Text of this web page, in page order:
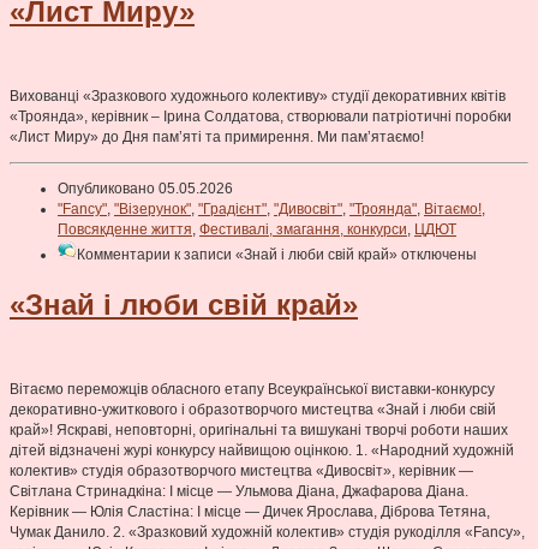
«Лист Миру»
Вихованці «Зразкового художнього колективу» студії декоративних квітів
«Троянда», керівник – Ірина Солдатова, створювали патріотичні поробки
«Лист Миру» до Дня пам’яті та примирення. Ми пам’ятаємо!
Опубликовано 05.05.2026
"Fancy", "Візерунок", "Градієнт", "Дивосвіт", "Троянда", Вітаємо!,
Повсякденне життя, Фестивалі, змагання, конкурси, ЦДЮТ
Комментарии к записи «Знай i люби свій край» отключены
«Знай i люби свій край»
Вітаємо переможців обласного етапу Всеукраїнської виставки-конкурсу
декоративно-ужиткового і образотворчого мистецтва «Знай i люби свій
край»! Яскраві, неповторні, оригінальні та вишукані творчі роботи наших
дітей відзначені журі конкурсу найвищою оцінкою. 1. «Народний художній
колектив» студія образотворчого мистецтва «Дивосвіт», керівник —
Світлана Стринадкіна: І місце — Ульмова Діана, Джафарова Діана.
Керівник — Юлія Сластіна: І місце — Дичек Ярослава, Діброва Тетяна,
Чумак Данило. 2. «Зразковий художній колектив» студія рукоділля «Fancy»,